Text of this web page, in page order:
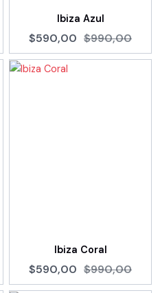
Ibiza Azul
$590,00 $990,00
Ibiza Coral
$590,00 $990,00